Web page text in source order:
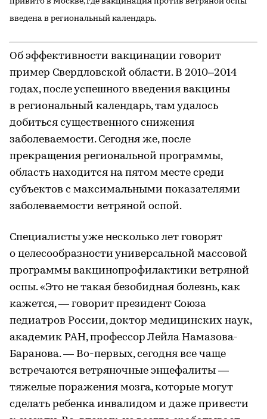
введена в региональный календарь.
Об эффективности вакцинации говорит
пример Свердловской области. В 2010–2014
годах, после успешного введения вакцины
в региональный календарь, там удалось
добиться существенного снижения
заболеваемости. Сегодня же, после
прекращения региональной программы,
область находится на пятом месте среди
субъектов с максимальными показателями
заболеваемости ветряной оспой.
Специалисты уже несколько лет говорят
о целесообразности универсальной массовой
программы вакцинопрофилактики ветряной
оспы. «Это не такая безобидная болезнь, как
кажется, — говорит президент Союза
педиатров России, доктор медицинских наук,
академик РАН, профессор Лейла Намазова-
Баранова. — Во-первых, сегодня все чаще
встречаются ветряночные энцефалиты —
тяжелые поражения мозга, которые могут
сделать ребенка инвалидом и даже привести